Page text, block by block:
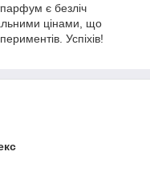
є безліч
цінами, що
Успіхів!